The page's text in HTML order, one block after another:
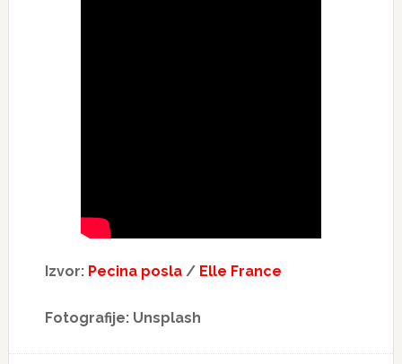
Izvor: Pecina posla/ Elle France
Fotografije: Unsplash